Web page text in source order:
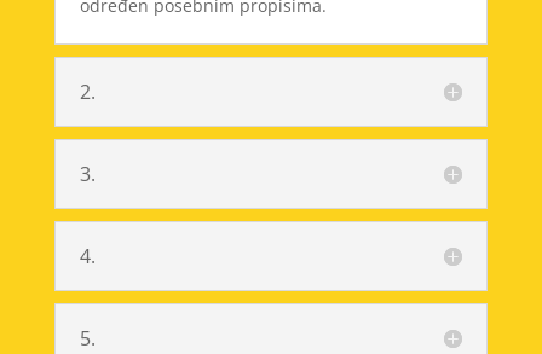
određen posebnim propisima.
2.
3.
4.
5.